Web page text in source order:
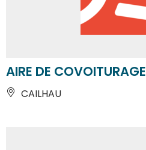
AIRE DE COVOITURAGE
CAILHAU